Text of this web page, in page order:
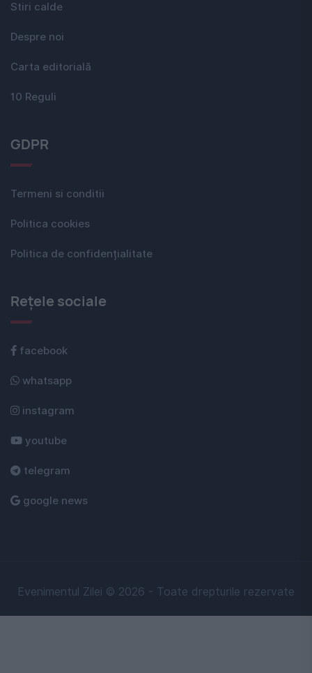
Stiri calde
Despre noi
Carta editorială
10 Reguli
GDPR
Termeni si conditii
Politica cookies
Politica de confidențialitate
Rețele sociale
facebook
whatsapp
instagram
youtube
telegram
google news
Evenimentul Zilei © 2026 - Toate drepturile rezervate